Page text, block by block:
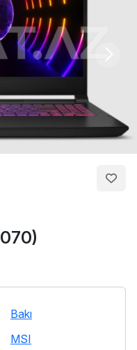
Bakı
MSI